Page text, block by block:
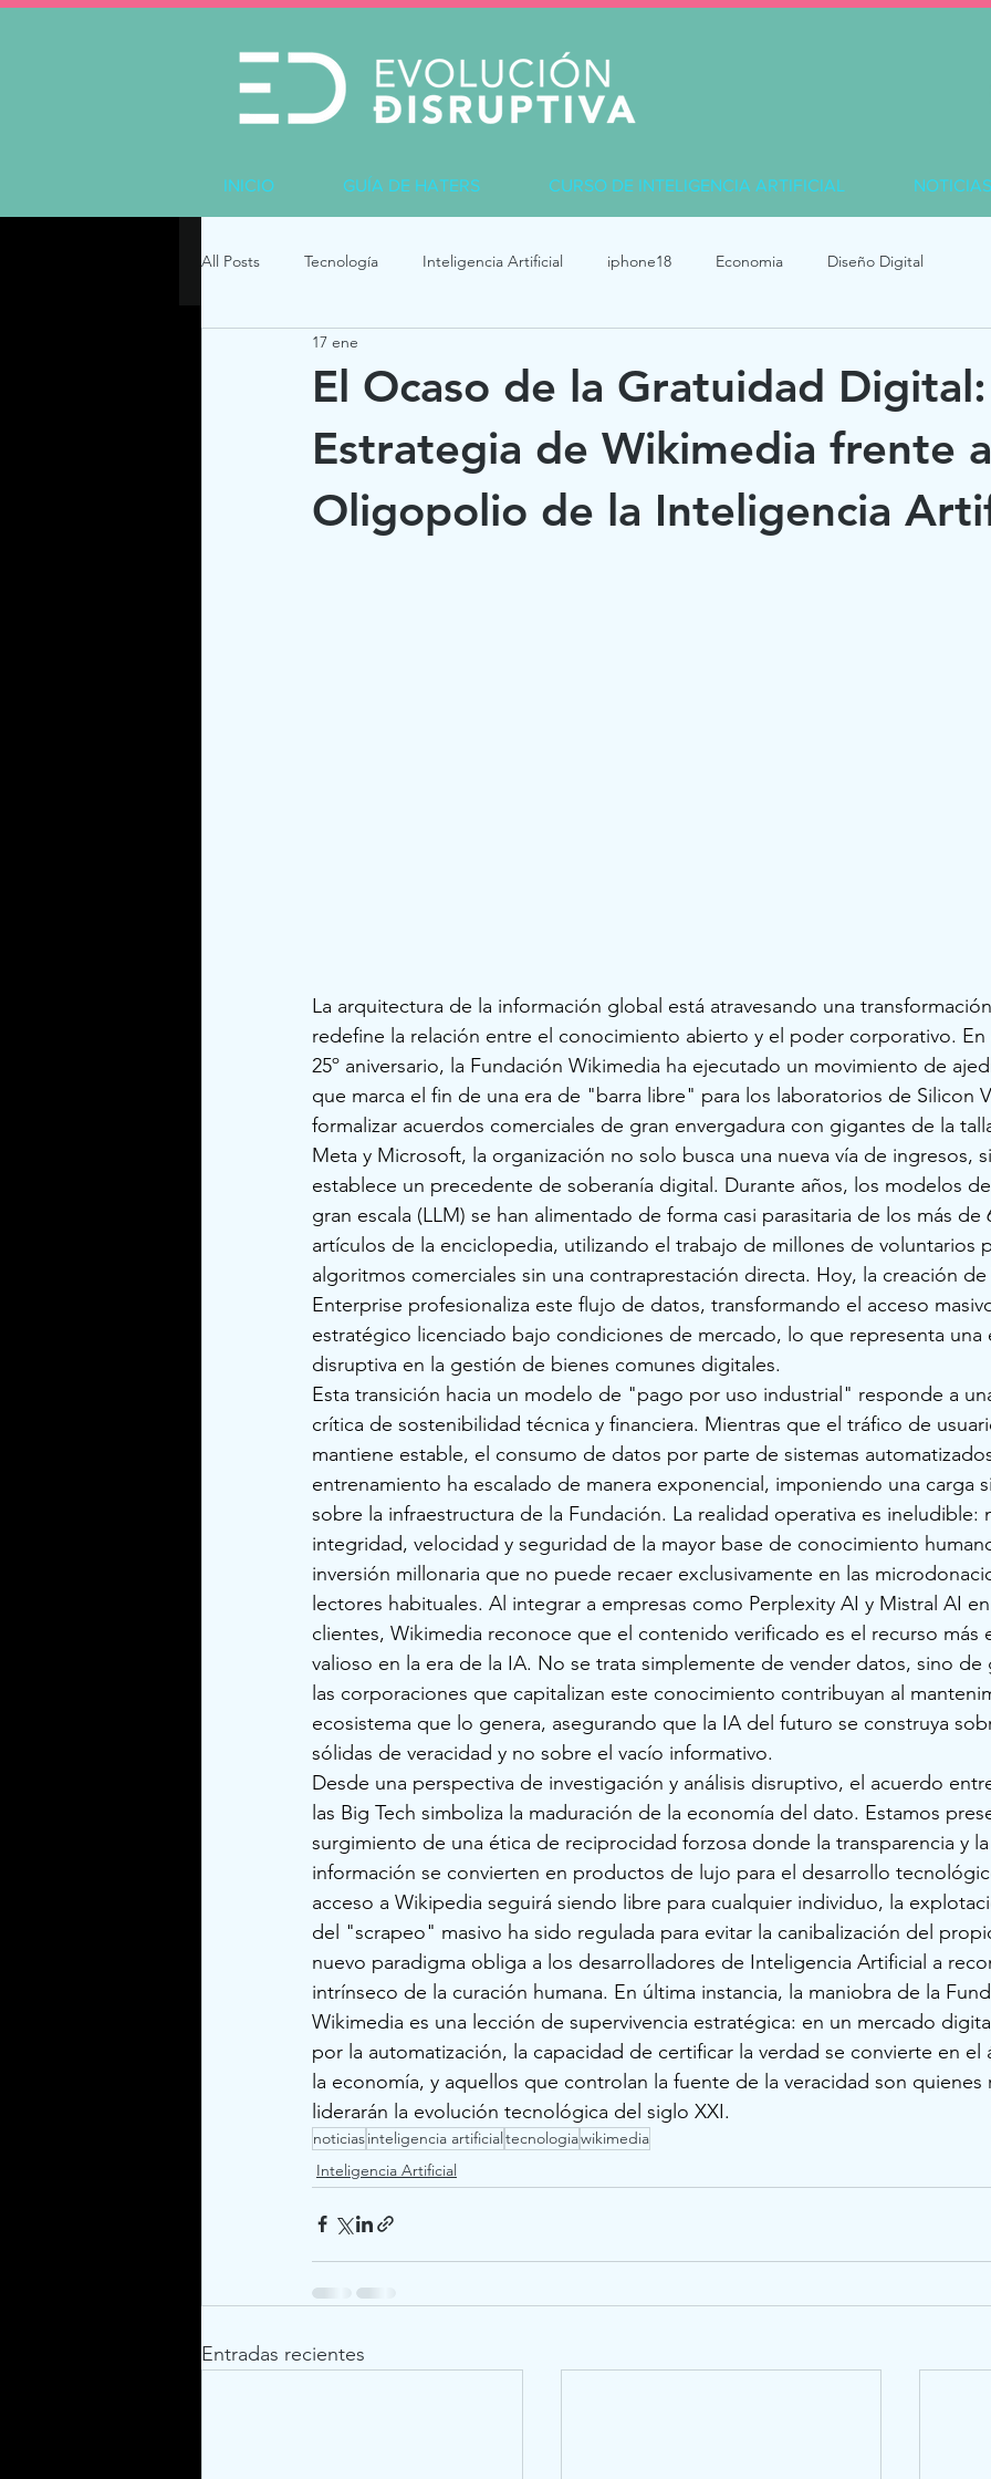
INICIO GUÍA DE HATERS CURSO DE INTELIGENCIA ARTIFICIAL NOTICIAS
All Posts Tecnología Inteligencia Artificial iphone18 Economia Diseño Digital
El Ocaso de la Gratuidad
Estrategia de Wikimedia frente
Oligopolio de la Inteligencia
17 ene
La arquitectura de la información global está atravesando una
redefine la relación entre el conocimiento abierto y el poder corporativo. En
25º aniversario, la Fundación Wikimedia ha ejecutado un movimiento de
que marca el fin de una era de "barra libre" para los laboratorios de Silicon
formalizar acuerdos comerciales de gran envergadura con gigantes de la
Meta y Microsoft, la organización no solo busca una nueva vía de ingresos,
establece un precedente de soberanía digital. Durante años, los modelos
gran escala (LLM) se han alimentado de forma casi parasitaria de los más de
artículos de la enciclopedia, utilizando el trabajo de millones de voluntarios
algoritmos comerciales sin una contraprestación directa. Hoy, la creación
Enterprise profesionaliza este flujo de datos, transformando el acceso
estratégico licenciado bajo condiciones de mercado, lo que representa una
disruptiva en la gestión de bienes comunes digitales.
Esta transición hacia un modelo de "pago por uso industrial" responde a
crítica de sostenibilidad técnica y financiera. Mientras que el tráfico de
mantiene estable, el consumo de datos por parte de sistemas
entrenamiento ha escalado de manera exponencial, imponiendo una carga
sobre la infraestructura de la Fundación. La realidad operativa es ineludible:
integridad, velocidad y seguridad de la mayor base de conocimiento
inversión millonaria que no puede recaer exclusivamente en las
lectores habituales. Al integrar a empresas como Perplexity AI y Mistral AI
clientes, Wikimedia reconoce que el contenido verificado es el recurso más
valioso en la era de la IA. No se trata simplemente de vender datos, sino de
las corporaciones que capitalizan este conocimiento contribuyan al
ecosistema que lo genera, asegurando que la IA del futuro se construya
sólidas de veracidad y no sobre el vacío informativo.
Desde una perspectiva de investigación y análisis disruptivo, el acuerdo
las Big Tech simboliza la maduración de la economía del dato. Estamos
surgimiento de una ética de reciprocidad forzosa donde la transparencia y
información se convierten en productos de lujo para el desarrollo
acceso a Wikipedia seguirá siendo libre para cualquier individuo, la
del "scrapeo" masivo ha sido regulada para evitar la canibalización del
nuevo paradigma obliga a los desarrolladores de Inteligencia Artificial a
intrínseco de la curación humana. En última instancia, la maniobra de la
Wikimedia es una lección de supervivencia estratégica: en un mercado
por la automatización, la capacidad de certificar la verdad se convierte en el
la economía, y aquellos que controlan la fuente de la veracidad son quienes
liderarán la evolución tecnológica del siglo XXI.
noticiasinteligencia artificialtecnologiawikimedia
Inteligencia Artificial
Entradas recientes